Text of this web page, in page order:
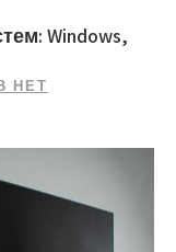
Windows,
НЕТ